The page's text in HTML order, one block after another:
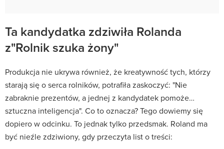
Ta kandydatka zdziwiła Rolanda
z"Rolnik szuka żony"
Produkcja nie ukrywa również, że kreatywność tych, którzy
starają się o serca rolników, potrafiła zaskoczyć: "Nie
zabraknie prezentów, a jednej z kandydatek pomoże…
sztuczna inteligencja". Co to oznacza? Tego dowiemy się
dopiero w odcinku. To jednak tylko przedsmak. Roland ma
być nieźle zdziwiony, gdy przeczyta list o treści: